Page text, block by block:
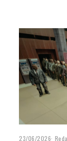
23/06/2026